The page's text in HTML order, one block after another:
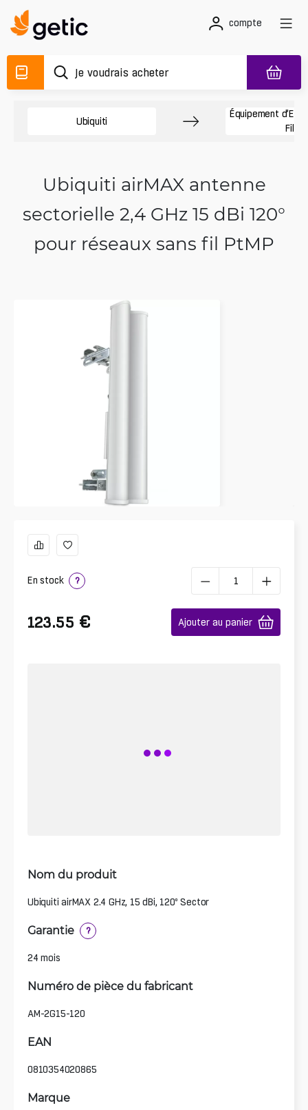
compte
Ubiquiti
Équipement
Fil
Ubiquiti airMAX antenne
sectorielle 2,4 GHz 15 dBi 120°
pour réseaux sans fil PtMP
En stock ?
123.55 € Ajouter au panier
Nom du produit
Ubiquiti airMAX 2.4 GHz, 15 dBi, 120º Sector
Garantie ?
24 mois
Numéro de pièce du fabricant
AM-2G15-120
EAN
0810354020865
Marque